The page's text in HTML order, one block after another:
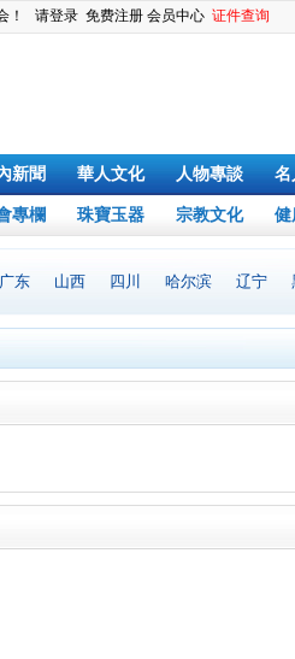
！ 请登录 免费注册 会员中心 证件查询
新聞 華人文化 人物專談 名
專欄 珠寶玉器 宗教文化 健
广东 山西 四川 哈尔滨 辽宁